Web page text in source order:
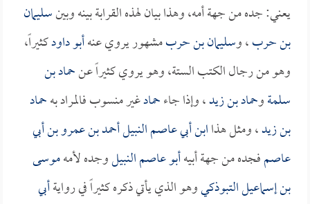
يعني: جده من جهة أمه، وهذا بيان لهذه القرابة بينه وبينسليمان
بن حرب، وسليمان بن حربمشهور يروي عنهأبو داودكثيراً،
وهو من رجال الكتب الستة، وهو يروي كثيراً عنحماد بن
سلمةوحماد بن زيد، وإذا جاءحمادغير منسوب فالمراد بهحماد
بن زيد، ومثل هذاابن أبي عاصم النبيل أحمد بن عمرو بن أبي
عاصمفجده من جهة أبيهأبو عاصم النبيلوجده لأمهموسى
بن إسماعيل التبوذكيوهو الذي يأتي ذكره كثيراً في روايةأبي